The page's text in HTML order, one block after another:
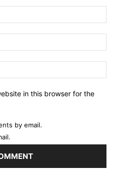
in this browser for the
by email.